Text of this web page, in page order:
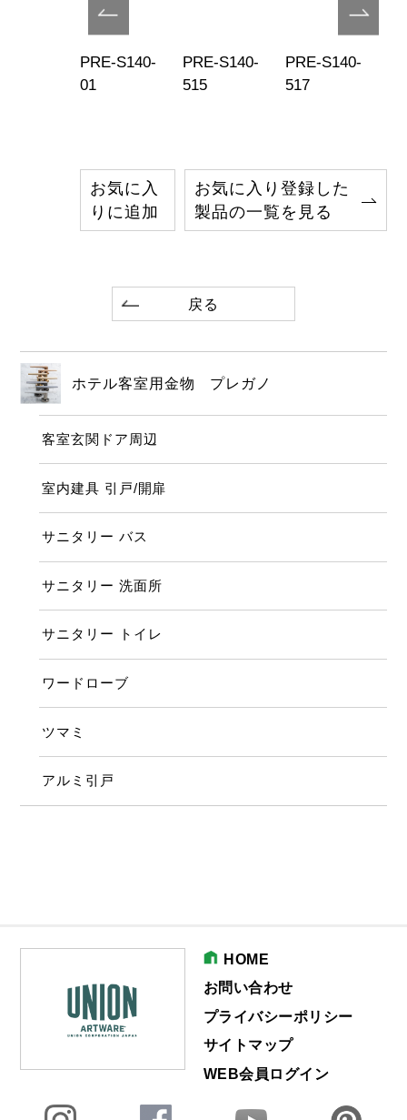
PRE-S140-
01
PRE-S140-
515
PRE-S140-
517
お気に入
りに追加
お気に入り登録した
製品の一覧を見る
戻る
ホテル客室用金物 プレガノ
客室玄関ドア周辺
室内建具 引戸/開扉
サニタリー バス
サニタリー 洗面所
サニタリー トイレ
ワードローブ
ツマミ
アルミ引戸
HOME
お問い合わせ
プライバシーポリシー
サイトマップ
WEB会員ログイン